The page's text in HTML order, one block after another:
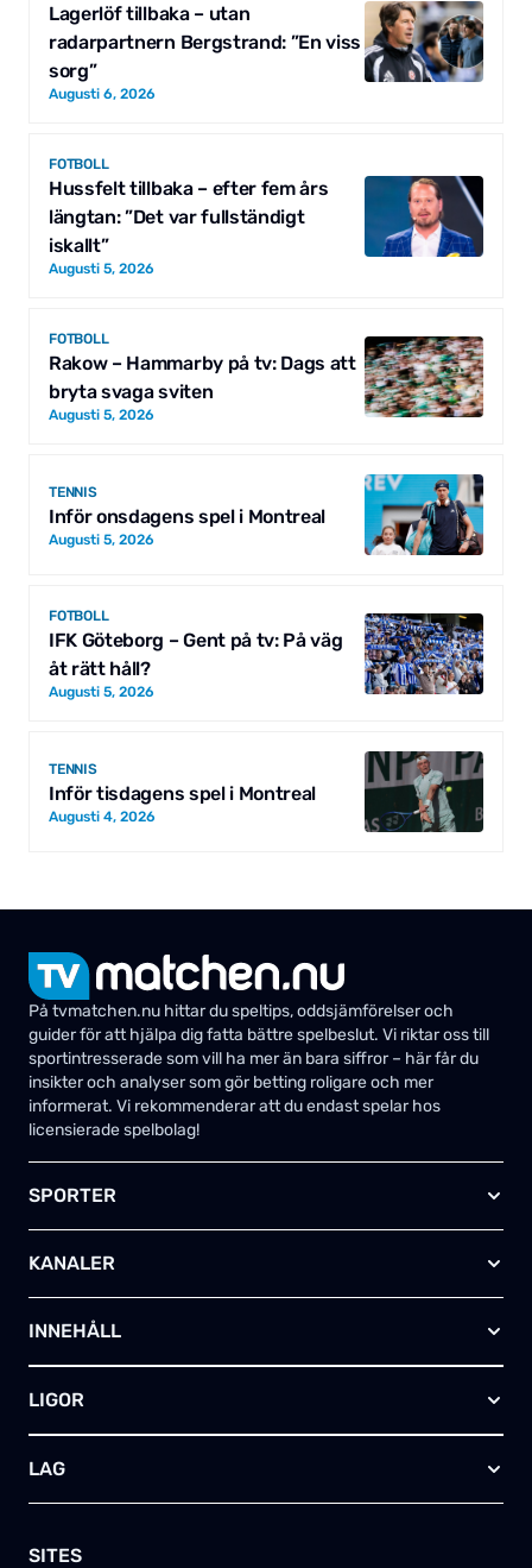
Lagerlöf tillbaka – utan
radarpartnern Bergstrand: ”En viss
sorg”
Augusti 6, 2026
FOTBOLL
Hussfelt tillbaka – efter fem års
längtan: ”Det var fullständigt
iskallt”
Augusti 5, 2026
FOTBOLL
Rakow – Hammarby på tv: Dags att
bryta svaga sviten
Augusti 5, 2026
TENNIS
Inför onsdagens spel i Montreal
Augusti 5, 2026
FOTBOLL
IFK Göteborg – Gent på tv: På väg
åt rätt håll?
Augusti 5, 2026
TENNIS
Inför tisdagens spel i Montreal
Augusti 4, 2026
På tvmatchen.nu hittar du speltips, oddsjämförelser och
guider för att hjälpa dig fatta bättre spelbeslut. Vi riktar oss till
sportintresserade som vill ha mer än bara siffror – här får du
insikter och analyser som gör betting roligare och mer
informerat. Vi rekommenderar att du endast spelar hos
licensierade spelbolag!
SPORTER
Ishockey
Amerikansk fotboll
Basket
Rugby
Bandy
Friidrott
Golf
KANALER
TV4 Play Sport Total
Kanal 5
HBO Max (SE)
INNEHÅLL
Kontakta oss
Annonsera
Skapa egen TV-tablå
LIGOR
Championship
FA-cupen
LAG
Manchester City
SITES